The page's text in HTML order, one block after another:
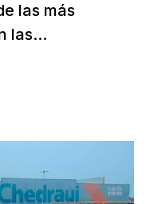
las más
las...